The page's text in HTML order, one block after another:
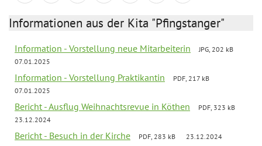
Informationen aus der Kita "Pfingstanger"
Information - Vorstellung neue Mitarbeiterin
JPG, 202 kB
07.01.2025
Information - Vorstellung Praktikantin
PDF, 217 kB
07.01.2025
Bericht - Ausflug Weihnachtsrevue in Köthen
PDF, 323 kB
23.12.2024
Bericht - Besuch in der Kirche PDF, 283 kB 23.12.2024